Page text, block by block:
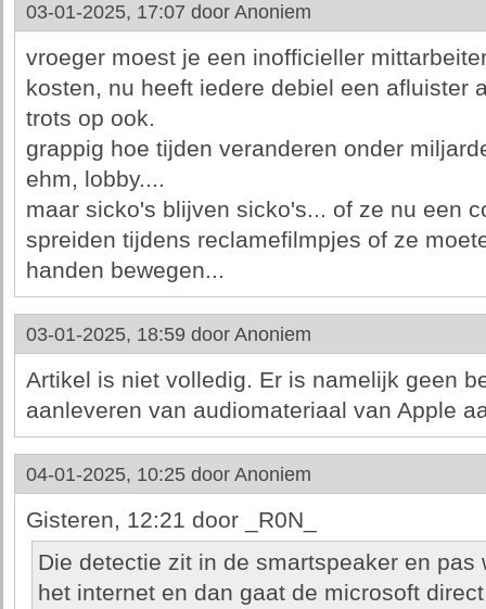
03-01-2025, 17:07 door Anoniem
vroeger moest je een inofficieller
kosten, nu heeft iedere debiel een afluister
trots op ook.
grappig hoe tijden veranderen onder
ehm, lobby....
maar sicko's blijven sicko's... of ze nu een
spreiden tijdens reclamefilmpjes of ze
handen bewegen...
03-01-2025, 18:59 door Anoniem
Artikel is niet volledig. Er is namelijk geen
aanleveren van audiomateriaal van Apple
04-01-2025, 10:25 door Anoniem
Gisteren, 12:21 door _R0N_
Die detectie zit in de smartspeaker en pas
het internet en dan gaat de microsoft